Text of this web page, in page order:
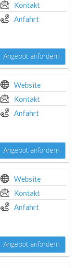
Kontakt
Anfahrt
Angebot anfordern
Website
Kontakt
Anfahrt
Angebot anfordern
Website
Kontakt
Anfahrt
Angebot anfordern